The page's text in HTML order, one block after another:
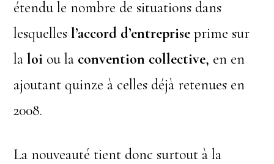
étendu le nombre de situations dans
lesquellesl’accord d’entrepriseprime sur
laloi ou la convention collective, en en
ajoutant quinze à celles déjà retenues en
2008.
La nouveauté tient donc surtout à la